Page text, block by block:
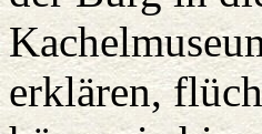
erklären,